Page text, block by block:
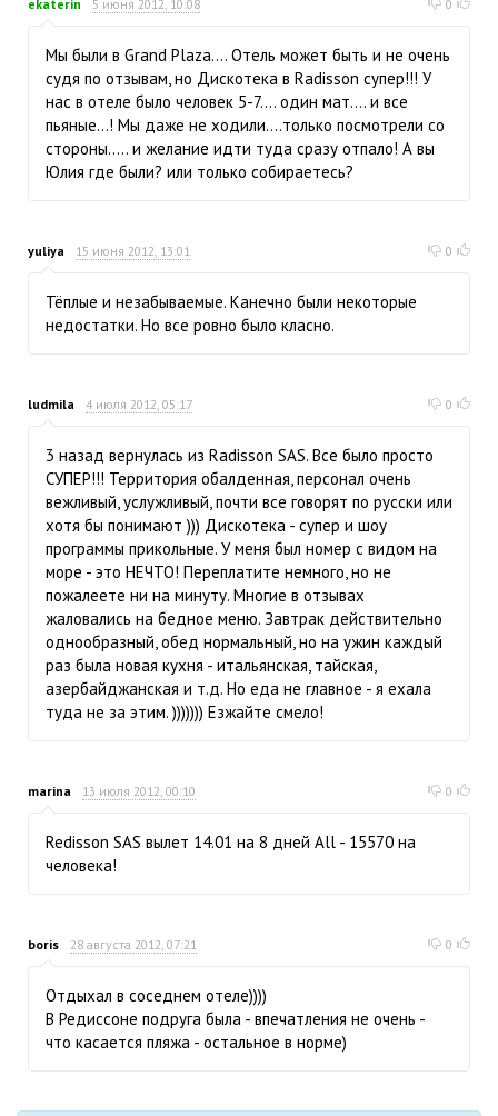
ekaterin 5 июня 2012, 10:08 0
Мы были в Grand Plaza.... Отель может быть и не очень
судя по отзывам, но Дискотека в Radisson супер!!! У
нас в отеле было человек 5-7.... один мат.... и все
пьяные...! Мы даже не ходили....только посмотрели со
стороны..... и желание идти туда сразу отпало! А вы
Юлия где были? или только собираетесь?
yuliya 15 июня 2012, 13:01 0
Тёплые и незабываемые. Канечно были некоторые
недостатки. Но все ровно было класно.
ludmila 4 июля 2012, 05:17 0
3 назад вернулась из Radisson SAS. Все было просто
СУПЕР!!! Территория обалденная, персонал очень
вежливый, услужливый, почти все говорят по русски или
хотя бы понимают ))) Дискотека - супер и шоу
программы прикольные. У меня был номер с видом на
море - это НЕЧТО! Переплатите немного, но не
пожалеете ни на минуту. Многие в отзывах
жаловались на бедное меню. Завтрак действительно
однообразный, обед нормальный, но на ужин каждый
раз была новая кухня - итальянская, тайская,
азербайджанская и т.д. Но еда не главное - я ехала
туда не за этим. ))))))) Езжайте смело!
marina 13 июля 2012, 00:10 0
Redisson SAS вылет 14.01 на 8 дней All - 15570 на
человека!
boris 28 августа 2012, 07:21 0
Отдыхал в соседнем отеле))))
В Редиссоне подруга была - впечатления не очень -
что касается пляжа - остальное в норме)